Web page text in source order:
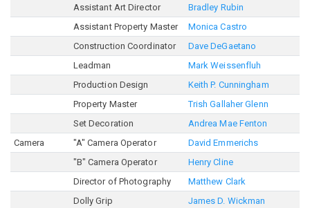
Assistant Art Director
Bradley Rubin
Assistant Property Master
Monica Castro
Construction Coordinator
Dave DeGaetano
Leadman
Mark Weissenfluh
Production Design
Keith P. Cunningham
Property Master
Trish Gallaher Glenn
Set Decoration
Andrea Mae Fenton
Camera
"A" Camera Operator
David Emmerichs
"B" Camera Operator
Henry Cline
Director of Photography
Matthew Clark
Dolly Grip
James D. Wickman